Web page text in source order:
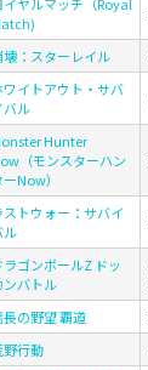
壊：スターレイル
ワイトアウト・サバ
バル
Hunter
（モンスターハン
ーNow）
ストウォー：サバイ
ル
ラゴンボールZ ドッ
ンバトル
長の野望 覇道
野行動